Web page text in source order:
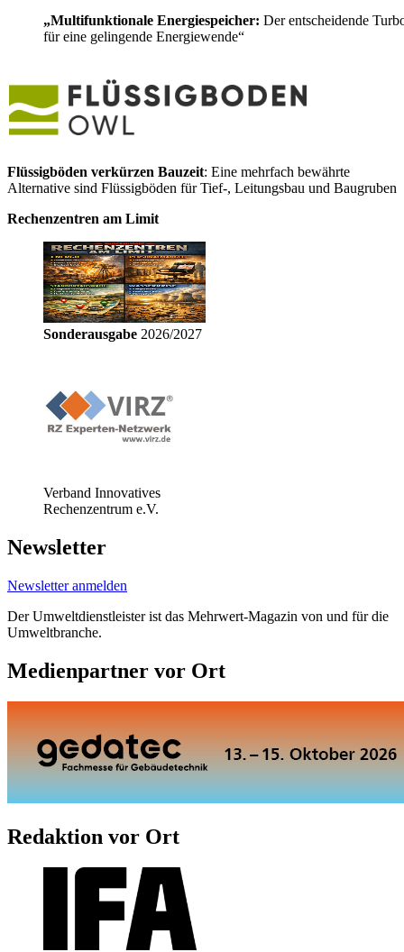
„Multifunktionale Energiespeicher: Der entscheidende
für eine gelingende Energiewende“
Flüssigböden verkürzen Bauzeit: Eine mehrfach bewährte
Alternative sind Flüssigböden für Tief-, Leitungsbau und Baugruben
Rechenzentren am Limit
Sonderausgabe 2026/2027
Verband Innovatives
Rechenzentrum e.V.
Newsletter
Newsletter anmelden
Der Umweltdienstleister ist das Mehrwert-Magazin von und für die
Umweltbranche.
Medienpartner vor Ort
Redaktion vor Ort